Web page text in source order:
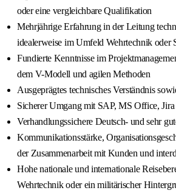
oder eine vergleichbare Qualifikation
Mehrjährige Erfahrung in der Leitung
idealerweise im Umfeld Wehrtechnik oder
Fundierte Kenntnisse im
dem V-Modell und agilen Methoden
Ausgeprägtes technisches Verständnis
Sicherer Umgang mit SAP, MS Office,
Verhandlungssichere Deutsch- und sehr
Kommunikationsstärke,
der Zusammenarbeit mit Kunden und
Hohe nationale und internationale
Wehrtechnik oder ein militärischer